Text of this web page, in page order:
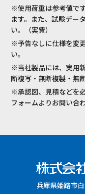
※使用荷重は参考値で
ます。また、試験デー
い。（実費）
※予告なしに仕様を変
い。
※当社製品には、実用
断複写・無断複製・無
※承認図、見積などを
フォームよりお問い合
兵庫県姫路市